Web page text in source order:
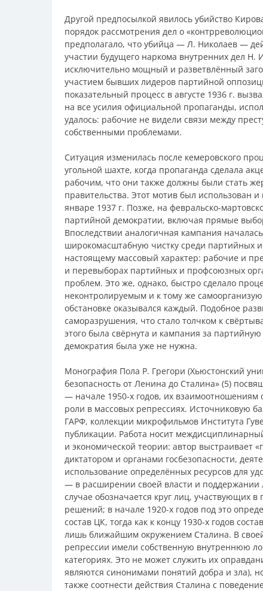
Другой предпосылкой явилось убийство
порядок рассмотрения дел о
предполагало, что убийца — Л. Николаев —
участии будущего наркома внутренних дел
исключительно мощный и разветвлённый
участием бывших лидеров партийной
показательный процесс в августе 1936 г.
на все усилия официальной пропаганды,
удалось: рабочие не видели связи между
собственными проблемами.
Ситуация изменилась после кемеровского
угольной шахте, когда пропаганда сделала
рабочим, что они также должны были стать
правительства. Этот мотив был использован
январе 1937 г. Позже, на февральско-
партийной демократии, включая прямые
Впоследствии аналогичная кампания
широкомасштабную чистку среди партийных
настоящему массовый характер: рабочие и
и перевыборах партийных и профсоюзных
проблем. Это же, однако, быстро сделало
неконтролируемым и к тому же
обстановке оказывался каждый. Подобное
саморазрушения, что стало толчком к
этого была свёрнута и кампания за
демократия была уже не нужна.
Монография Пола Р. Грегори (Хьюстонский
безопасность от Ленина до Сталина» (5)
— начале 1950-х годов, их взаимоотношениям
роли в массовых репрессиях. Источниковую
ГАРФ, коллекции микрофильмов Института
публикации. Работа носит
и экономической теории: автор выстраивает
диктатором и органами госбезопасности,
использование определённых ресурсов для
— в расширении своей власти и поддержании
случае обозначается круг лиц, участвующих
решений; в начале 1920-х годов под это
состав ЦК, тогда как к концу 1930-х годов
лишь ближайшим окружением Сталина. В своей
репрессии имели собственную внутреннюю
категориях. Это не может служить их
являются синонимами понятий добра и зла),
также соотнести действия Сталина с